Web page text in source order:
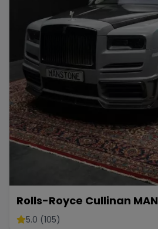
Rolls-Royce Cullinan
SUV Luxuslimousine
5.0 (105)